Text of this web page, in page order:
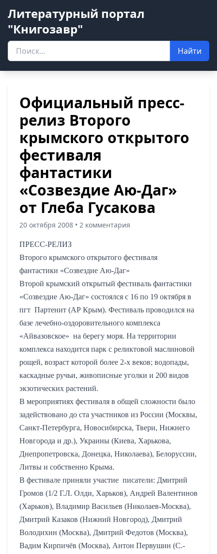
Литературный портал
"Книгозавр"
Найти
Официальный пресс-
релиз Второго
крымского открытого
фестиваля
фантастики
«Созвездие Аю-Даг»
от Глеба Гусакова
20 октября 2008 • 2 комментария
ПРЕСС-РЕЛИЗ
Второго крымского открытого фестиваля
фантастики «Созвездие Аю-Даг»
Второй крымский открытый фестиваль фантастики
«Созвездие Аю-Даг» состоялся с 16 по 19 октября в
пгт Партенит (АР Крым). Фестиваль проводился на
базе лечебно-оздоровительного комплекса
«Айвазовское» на берегу моря. На территории
комплекса находится парк с реликтовой маслиновой
рощей, возраст которой более 2-х веков; водопады,
каскадные ручьи, живописные уголки и 200 видов
экзотических растений.
В мероприятиях фестиваля в общей сложности было
задействовано до ста участников из России (Москвы,
Санкт-Петербурга, Новосибирска, Твери, Нижнего
Новгорода и др.), Украины (Киева, Харькова,
Днепропетровска, Донецка, Николаева), Белоруссии,
Литвы и собственно Крыма.
В фестивале приняли участие писатели: Дмитрий
Громов (1/2 Г.Л. Олди, Харьков), Андрей Валентинов
(Харьков), Владимир Васильев (Николаев-Москва),
Дмитрий Казаков (Нижний Новгород), Дмитрий
Володихин (Москва), Дмитрий Федотов (Москва),
Вадим Кирпичёв (Москва), Антон Первушин (С.-